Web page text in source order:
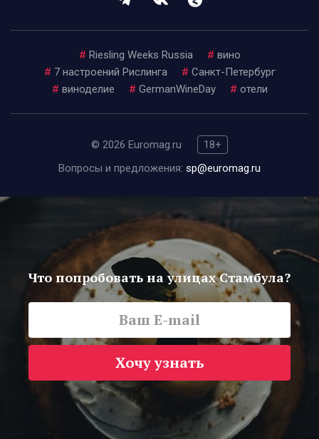
# Riesling Weeks Russia # вино
# 7 настроений Рислинга # Санкт-Петербург
# виноделие # GermanWineDay # отели
© 2026 Euromag.ru
18+
Вопросы и предложения: sp@euromag.ru
Что попробовать на улицах Стамбула?
Хочу узнать